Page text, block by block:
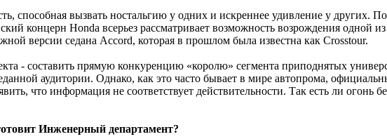
способная вызвать ностальгию у одних и искреннее удивление у других. По
концерн Honda всерьез рассматривает возможность возрождения одной
версии седана Accord, которая в прошлом была известна как Crosstour.
- составить прямую конкуренцию «королю» сегмента приподнятых
аудитории. Однако, как это часто бывает в мире автопрома,
что информация не соответствует действительности. Так есть ли огонь
Инженерный департамент?